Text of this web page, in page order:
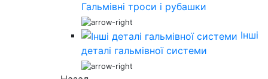
Гальмівні троси і рубашки
Інші
деталі гальмівної системи